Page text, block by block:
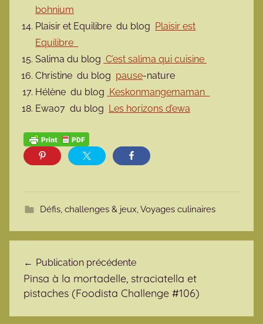
bohnium
Plaisir et Equilibre du blog Plaisir est
Equilibre
Salima du blog C’est salima qui cuisine
Christine du blog pause-nature
Hélène du blog Keskonmangemaman
Ewa07 du blog Les horizons d’ewa
Défis, challenges & jeux,Voyages culinaires
Publication précédente
Pinsa à la mortadelle, straciatella et
pistaches (Foodista Challenge #106)